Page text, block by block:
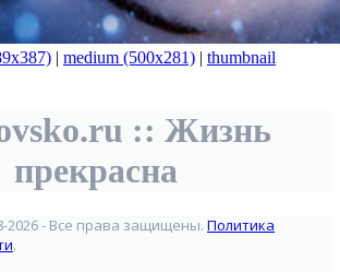
| medium (500x281) | thumbnail
:: Жизнь
прекрасна
2026 - Все права защищены. Политика
.